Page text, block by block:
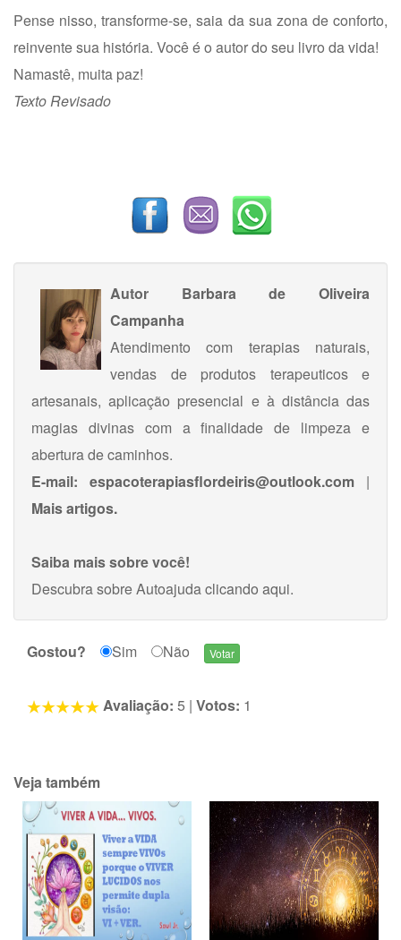
Pense nisso, transforme-se, saia da sua zona de conforto,
reinvente sua história. Você é o autor do seu livro da vida!
Namastê, muita paz!
Texto Revisado
Autor Barbara de Oliveira
Campanha
Atendimento com terapias naturais,
vendas de produtos terapeuticos e
artesanais, aplicação presencial e à distância das
magias divinas com a finalidade de limpeza e
abertura de caminhos.
E-mail:
espacoterapiasflordeiris@outlook.com |
Mais artigos.
Saiba mais sobre você!
Descubra sobre Autoajudaclicando aqui.
Gostou? Sim Não
Avaliação: 5 | Votos: 1
Veja também